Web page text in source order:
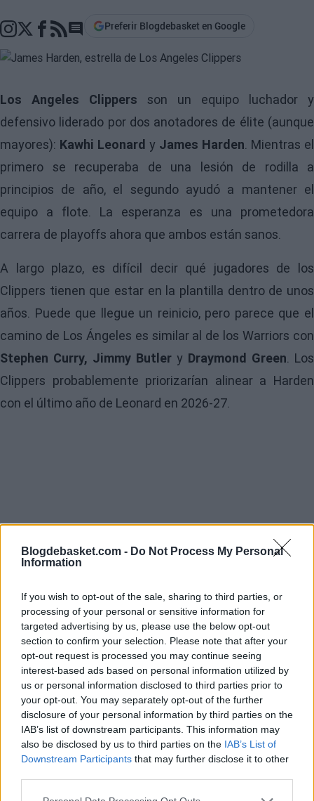
Blogdebasket.com - Do Not Process My Personal
Information
If you wish to opt-out of the sale, sharing to third parties, or
processing of your personal or sensitive information for
targeted advertising by us, please use the below opt-out
section to confirm your selection. Please note that after your
opt-out request is processed you may continue seeing
interest-based ads based on personal information utilized by
us or personal information disclosed to third parties prior to
your opt-out. You may separately opt-out of the further
disclosure of your personal information by third parties on the
IAB’s list of downstream participants. This information may
also be disclosed by us to third parties on the IAB’s List of
Downstream Participants that may further disclose it to other
Go to comments section
Preferir Blogdebasket en Google
Los Angeles Clippers son un equipo luchador y
defensivo liderado por dos anotadores de élite (aunque
mayores): Kawhi Leonard y James Harden. Mientras el
primero se recuperaba de una lesión de rodilla a
principios de año, el segundo ayudó a mantener el
equipo a flote. La esperanza es una prometedora
carrera de playoffs ahora que ambos están sanos.
A largo plazo, es difícil decir qué jugadores de los
Clippers tienen que estar en la plantilla dentro de unos
años. Puede que llegue un reinicio, pero parece que el
camino de Los Ángeles es similar al de los Warriors con
Stephen Curry, Jimmy Butler y Draymond Green. Los
Clippers probablemente priorizarían alinear a Harden
con el último año de Leonard en 2026-27.
Las intenciones de
James Harden
Es probable queHardendecline su opción de jugador de
36,3 millones de dólares para obtener una cifra similar